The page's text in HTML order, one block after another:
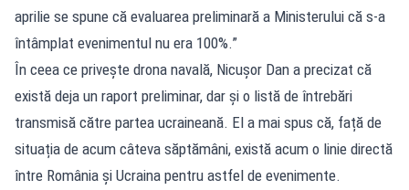
aprilie se spune că evaluarea preliminară a Ministerului că s-a
întâmplat evenimentul nu era 100%.”
În ceea ce privește drona navală, Nicușor Dan a precizat că
există deja un raport preliminar, dar și o listă de întrebări
transmisă către partea ucraineană. El a mai spus că, față de
situația de acum câteva săptămâni, există acum o linie directă
între România și Ucraina pentru astfel de evenimente.